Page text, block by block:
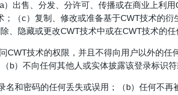
出售、分发、分许可、传播或在商业上利
（c）复制、修改或准备基于CWT技术的衍
、隐藏或更改CWT技术中或在CWT技术的
CWT技术的权限，并且不得向用户以外的任
b）不向任何其他人或实体披露该登录标识
和密码的任何丢失或误用；（b）任何不再